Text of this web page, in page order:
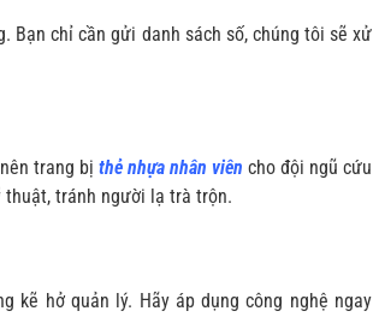
Bạn chỉ cần gửi danh sách số, chúng tôi sẽ xử
trang bị thẻ nhựa nhân viên cho đội ngũ cứu
thuật, tránh người lạ trà trộn.
kẽ hở quản lý. Hãy áp dụng công nghệ ngay